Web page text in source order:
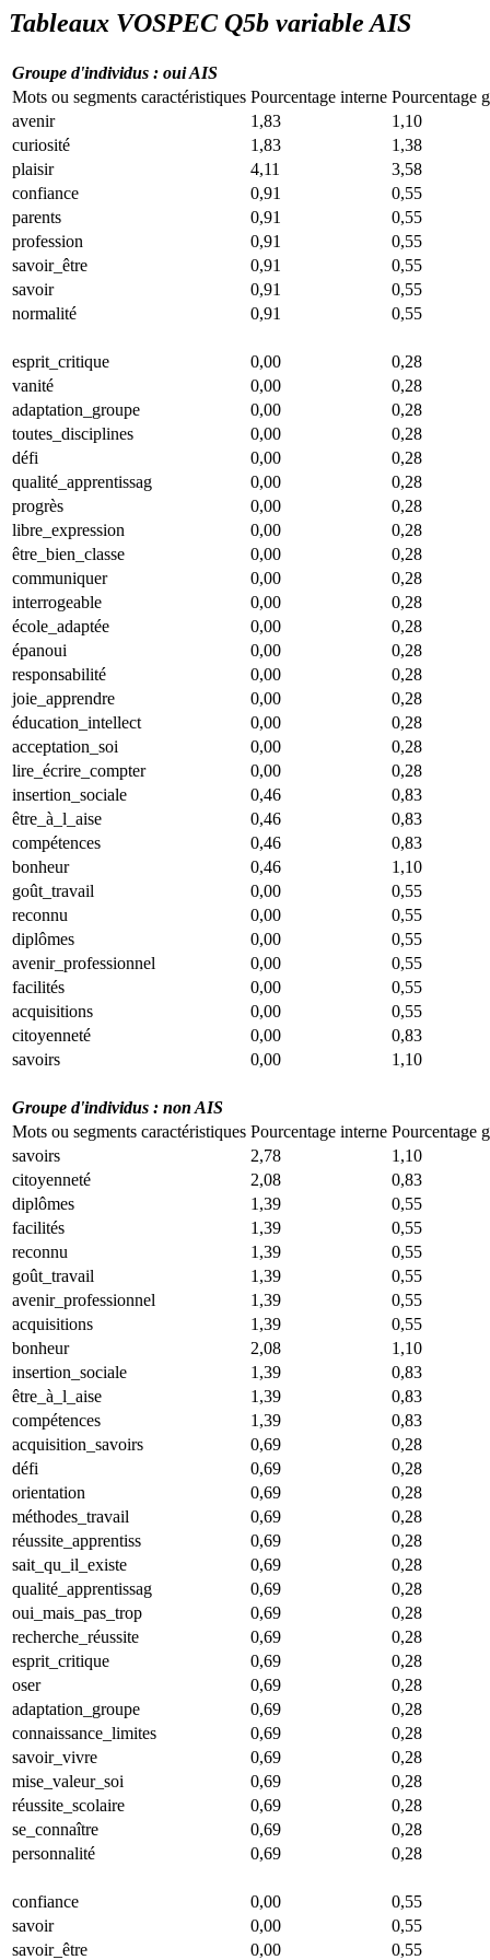
Tableaux VOSPEC Q5b variable AIS
Groupe d'individus : oui AIS
Mots ou segments caractéristiques Pourcentage interne Pourcentage
avenir
1,83
1,10
curiosité
1,83
1,38
plaisir
4,11
3,58
confiance
0,91
0,55
parents
0,91
0,55
profession
0,91
0,55
savoir_être
0,91
0,55
savoir
0,91
0,55
normalité
0,91 0,55
esprit_critique 0,00
0,28
vanité
0,00
0,28
adaptation_groupe
0,00
0,28
toutes_disciplines
0,00
0,28
défi
0,00
0,28
qualité_apprentissag
0,00
0,28
progrès
0,00
0,28
libre_expression
0,00
0,28
être_bien_classe
0,00
0,28
communiquer
0,00
0,28
interrogeable
0,00
0,28
école_adaptée
0,00
0,28
épanoui
0,00
0,28
responsabilité
0,00
0,28
joie_apprendre
0,00
0,28
éducation_intellect
0,00
0,28
acceptation_soi
0,00
0,28
lire_écrire_compter
0,00
0,28
insertion_sociale
0,46
0,83
être_à_l_aise
0,46
0,83
compétences
0,46
0,83
bonheur
0,46
1,10
goût_travail
0,00
0,55
reconnu
0,00
0,55
diplômes
0,00
0,55
avenir_professionnel
0,00
0,55
facilités
0,00
0,55
acquisitions
0,00
0,55
citoyenneté
0,00
0,83
savoirs
0,00 1,10
Groupe d'individus : non AIS
Mots ou segments caractéristiques Pourcentage interne Pourcentage
savoirs
2,78
1,10
citoyenneté
2,08
0,83
diplômes
1,39
0,55
facilités
1,39
0,55
reconnu
1,39
0,55
goût_travail
1,39
0,55
avenir_professionnel
1,39
0,55
acquisitions
1,39
0,55
bonheur
2,08
1,10
insertion_sociale
1,39
0,83
être_à_l_aise
1,39
0,83
compétences
1,39
0,83
acquisition_savoirs
0,69
0,28
défi
0,69
0,28
orientation
0,69
0,28
méthodes_travail
0,69
0,28
réussite_apprentiss
0,69
0,28
sait_qu_il_existe
0,69
0,28
qualité_apprentissag
0,69
0,28
oui_mais_pas_trop
0,69
0,28
recherche_réussite
0,69
0,28
esprit_critique
0,69
0,28
oser
0,69
0,28
adaptation_groupe
0,69
0,28
connaissance_limites
0,69
0,28
savoir_vivre
0,69
0,28
mise_valeur_soi
0,69
0,28
réussite_scolaire
0,69
0,28
se_connaître
0,69
0,28
personnalité
0,69 0,28
confiance 0,00
0,55
savoir
0,00
0,55
savoir_être
0,00 0,55